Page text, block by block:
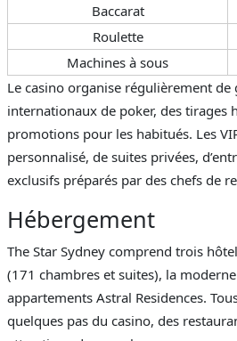
Baccarat
Roulette
Machines à sous
Le casino organise régulièrement
internationaux de poker, des tirages
promotions pour les habitués. Les
personnalisé, de suites privées,
exclusifs préparés par des chefs de
Hébergement
The Star Sydney comprend trois
(171 chambres et suites), la
appartements Astral Residences.
quelques pas du casino, des